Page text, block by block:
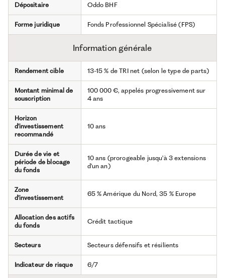
Dépositaire Oddo BHF
Forme juridique Fonds Professionnel Spécialisé (FPS)
Information générale
Rendement cible 13-15 % de TRI net (selon le type de parts)
Montant minimal de
souscription
100 000 €, appelés progressivement sur
4 ans
Horizon
d'investissement
recommandé
10 ans
Durée de vie et
période de blocage
du fonds
10 ans (prorogeable jusqu'à 3 extensions
d'un an)
Zone
d'investissement
65 % Amérique du Nord, 35 % Europe
Allocation des actifs
du fonds
Crédit tactique
Secteurs Secteurs défensifs et résilients
Indicateur de risque 6/7